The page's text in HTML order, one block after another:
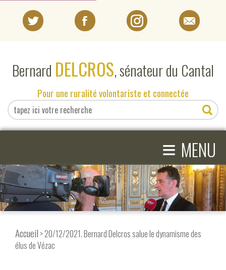
Bernard DELCROS, sénateur du Cantal
Pour une ruralité volontariste et connectée
≡ MENU
EN DIRECT DU SÉNAT
EN DIRECT DU CANTAL
COMPRENDRE LE SÉNAT
Accueil > 20/12/2021. Bernard Delcros salue le dynamisme des
élus de Vézac